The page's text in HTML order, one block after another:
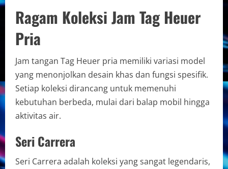
Ragam Koleksi Jam Tag Heuer
Pria
Jam tangan Tag Heuer pria memiliki variasi model
yang menonjolkan desain khas dan fungsi spesifik.
Setiap koleksi dirancang untuk memenuhi
kebutuhan berbeda, mulai dari balap mobil hingga
aktivitas air.
Seri Carrera
Seri Carrera adalah koleksi yang sangat legendaris,